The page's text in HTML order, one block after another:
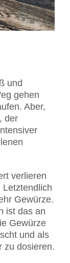
und
gehen
Aber,
der
verlieren
Letztendlich
Gewürze.
ist das an
Gewürze
und als
zu dosieren.